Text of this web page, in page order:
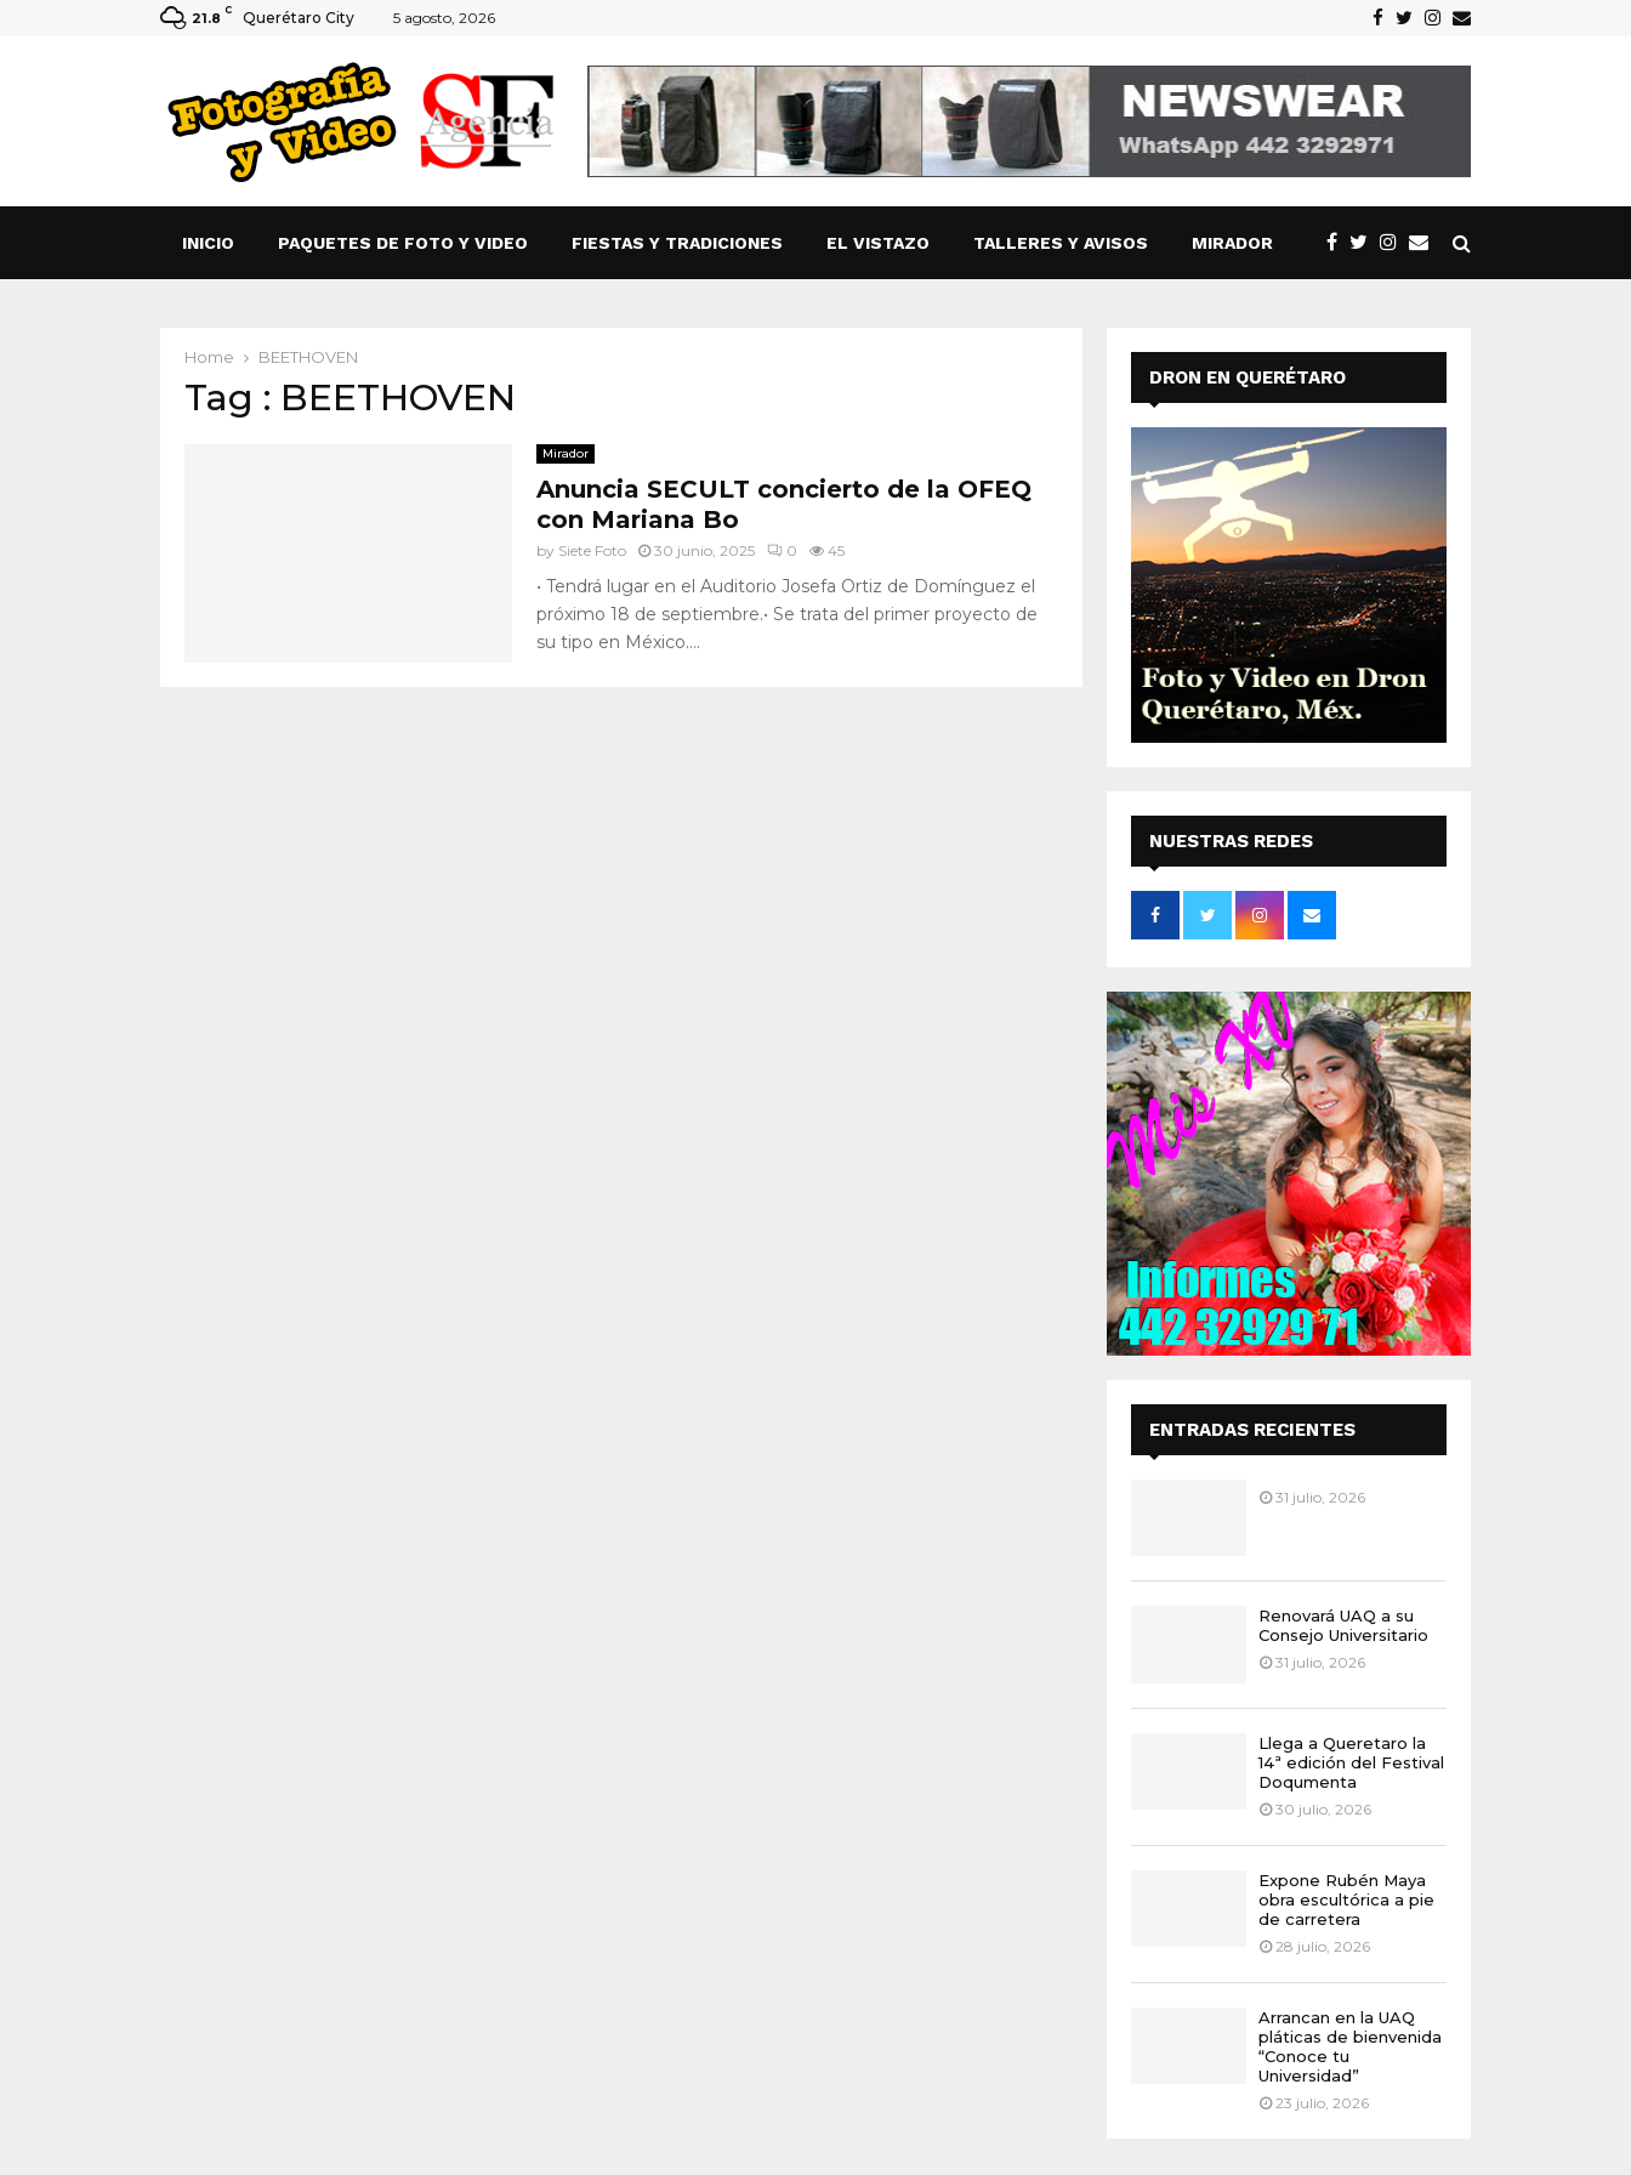
21.8 C Querétaro City 5 agosto, 2026 Facebook
TwitterInstagram
Email
INICIO PAQUETES DE FOTO Y VIDEO FIESTAS Y TRADICIONES EL VISTAZO TALLERES Y AVISOS MIRADOR
Home BEETHOVEN
Tag : BEETHOVEN
Mirador
Anuncia SECULT concierto de la OFEQ
con Mariana Bo
by Siete Foto 30 junio, 2025 0 45
• Tendrá lugar en el Auditorio Josefa Ortiz de Domínguez el
próximo 18 de septiembre.• Se trata del primer proyecto de
su tipo en México....
DRON EN QUERÉTARO
NUESTRAS REDES
SOCIALES
ENTRADAS RECIENTES
31 julio, 2026
Renovará UAQ a su
Consejo Universitario
31 julio, 2026
Llega a Queretaro la
14ª edición del Festival
Doqumenta
30 julio, 2026
Expone Rubén Maya
obra escultórica a pie
de carretera
28 julio, 2026
Arrancan en la UAQ
pláticas de bienvenida
“Conoce tu
Universidad”
23 julio, 2026